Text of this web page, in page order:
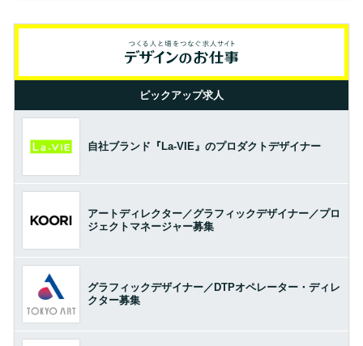
ピックアップ求人
自社ブランド『La-VIE』のプロダクトデザイナー
アートディレクター／グラフィックデザイナー／プロ
ジェクトマネージャー募集
グラフィックデザイナー／DTPオペレーター・ディレ
クター募集